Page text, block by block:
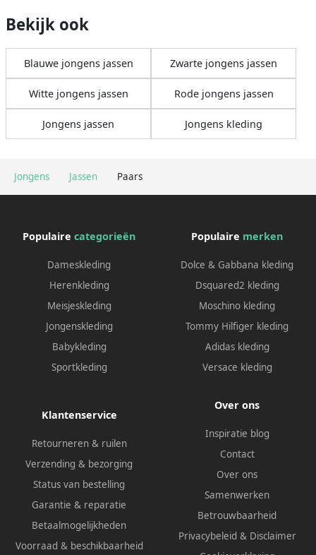
Jongens Jassen Paars
Bekijk ook
Blauwe jongens jassen Zwarte jongens jassen
Witte jongens jassen Rode jongens jassen
Jongens jassen Jongens kleding
Populaire categorieën
Dameskleding
Herenkleding
Meisjeskleding
Jongenskleding
Babykleding
Sportkleding
Populaire merken
Dolce & Gabbana kleding
Dsquared2 kleding
Moschino kleding
Tommy Hilfiger kleding
Adidas kleding
Versace kleding
Klantenservice
Retourneren & ruilen
Verzending & bezorging
Status van bestelling
Garantie & reparatie
Betaalmogelijkheden
Voorraad & beschikbaarheid
Over ons
Inspiratie blog
Contact
Over ons
Samenwerken
Betrouwbaarheid
Privacybeleid & Disclaimer